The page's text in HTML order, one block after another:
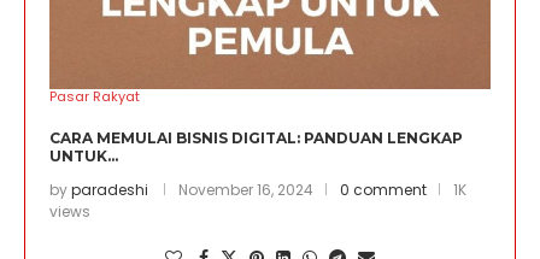
Pasar Rakyat
CARA MEMULAI BISNIS DIGITAL: PANDUAN LENGKAP
UNTUK...
byparadeshi November 16, 2024 0 comment
1K
views